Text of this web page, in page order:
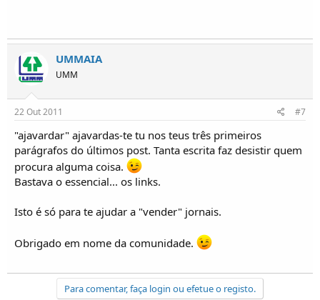
UMMAIA
UMM
22 Out 2011 #7
"ajavardar" ajavardas-te tu nos teus três primeiros
parágrafos do últimos post. Tanta escrita faz desistir quem
procura alguma coisa.
Bastava o essencial... os links.
Isto é só para te ajudar a "vender" jornais.
Obrigado em nome da comunidade.
Para comentar, faça login ou efetue o registo.